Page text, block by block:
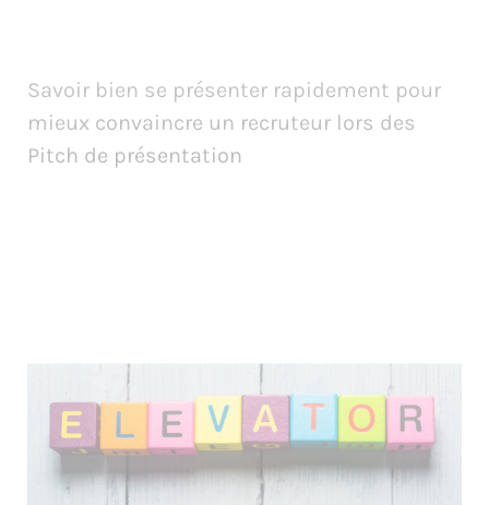
Savoir bien se présenter rapidement pour
mieux convaincre un recruteur lors des
Pitch de présentation